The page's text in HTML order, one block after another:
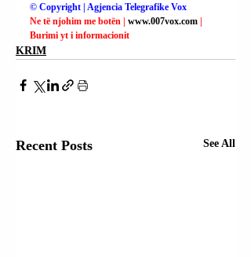
© Copyright | Agjencia Telegrafike Vox
Ne të njohim me botën | www.007vox.com |
Burimi yt i informacionit
KRIM
Recent Posts See All